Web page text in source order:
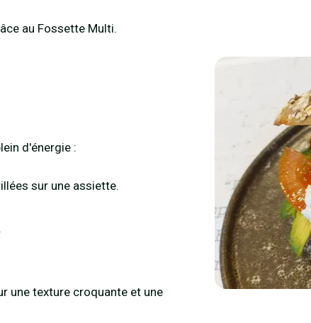
au Fossette Multi.
d'énergie :
sur une assiette.
une texture croquante et une